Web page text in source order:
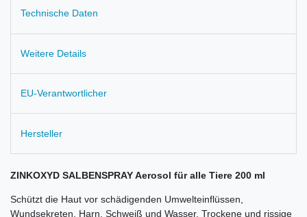
Technische Daten
Weitere Details
EU-Verantwortlicher
Hersteller
ZINKOXYD SALBENSPRAY Aerosol für alle Tiere 200 ml
Schützt die Haut vor schädigenden Umwelteinflüssen,
Wundsekreten, Harn, Schweiß und Wasser. Trockene und rissige